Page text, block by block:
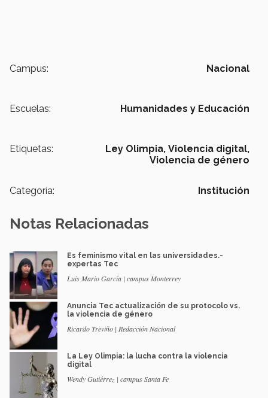
Campus: Nacional
Escuelas: Humanidades y Educación
Etiquetas: Ley Olimpia, Violencia digital,
Violencia de género
Categoría: Institución
Notas Relacionadas
Es feminismo vital en las universidades.-
expertas Tec
Luis Mario García | campus Monterrey
Anuncia Tec actualización de su protocolo vs.
la violencia de género
Ricardo Treviño | Redacción Nacional
La Ley Olimpia: la lucha contra la violencia
digital
Wendy Gutiérrez | campus Santa Fe